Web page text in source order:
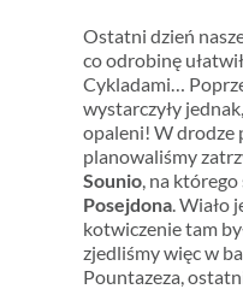
Ostatni dzień
co odrobinę
Cykladami…
wystarczyły
opaleni! W drodze
planowaliśmy
Sounio, na którego
Posejdona. Wiało
kotwiczenie tam
zjedliśmy więc w
Pountazeza,